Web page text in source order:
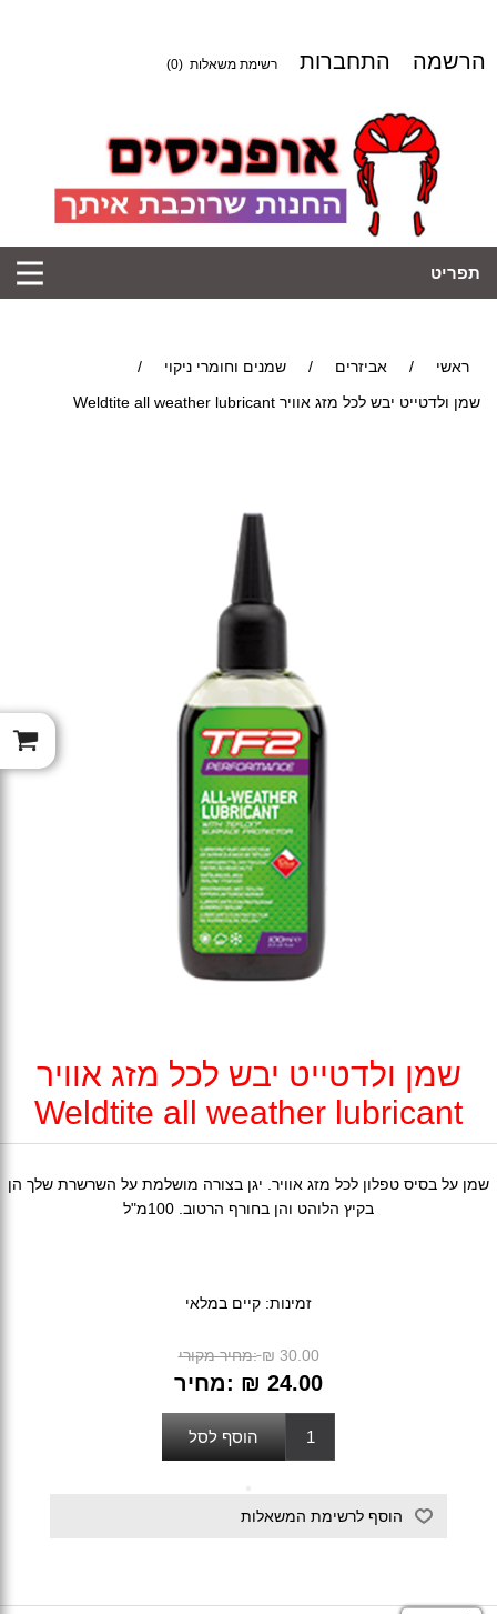
הרשמה התחברות רשימת משאלות (0)
תפריט
ראשי / אביזרים / שמנים וחומרי ניקוי
/
שמן ולדטייט יבש לכל מזג אוויר Weldtite all weather lubricant
שמן ולדטייט יבש לכל מזג אוויר
Weldtite all weather lubricant
שמן על בסיס טפלון לכל מזג אוויר. יגן בצורה מושלמת על השרשרת שלך הן
בקיץ הלוהט והן בחורף הרטוב. 100מ"ל
זמינות: קיים במלאי
מחיר מקורי: ₪ 30.00
מחיר: ₪ 24.00